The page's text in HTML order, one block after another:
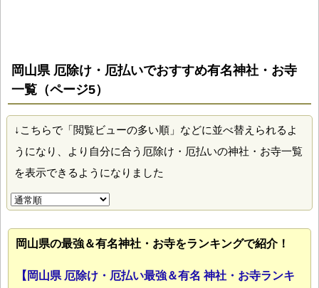
岡山県 厄除け・厄払いでおすすめ有名神社・お寺
一覧（ページ5）
↓こちらで「閲覧ビューの多い順」などに並べ替えられるよ
うになり、より自分に合う厄除け・厄払いの神社・お寺一覧
を表示できるようになりました
岡山県の最強＆有名神社・お寺をランキングで紹介！
【岡山県 厄除け・厄払い最強＆有名 神社・お寺ランキ